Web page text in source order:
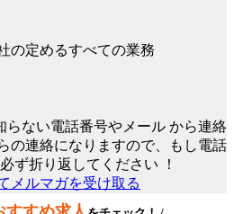
の定めるすべての業務
らない電話番号やメール から連絡
の連絡になりますので、もし電話
必ず折り返してください ！